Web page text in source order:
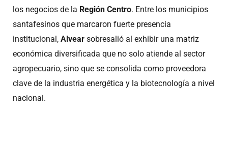
los negocios de la Región Centro. Entre los municipios
santafesinos que marcaron fuerte presencia
institucional, Alvear sobresalió al exhibir una matriz
económica diversificada que no solo atiende al sector
agropecuario, sino que se consolida como proveedora
clave de la industria energética y la biotecnología a nivel
nacional.